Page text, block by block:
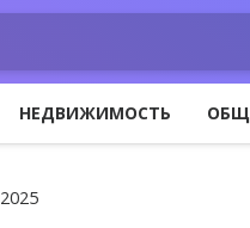
НЕДВИЖИМОСТЬ